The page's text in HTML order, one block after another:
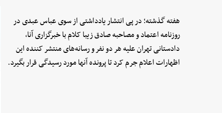
هفته گذشته؛ در پی انتشار یادداشتی از سوی عباس عبدی در
روزنامه اعتماد و مصاحبه صادق زیبا کلام با خبرگزاری آنا،
دادستانی تهران علیه هر دو نفر و رسانه‌های منتشر کننده این
اظهارات اعلام جرم کرد تا پرونده آنها مورد رسیدگی قرار بگیرد.